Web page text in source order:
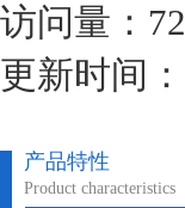
访问量：
更新时间
产品特性
Product characteristics